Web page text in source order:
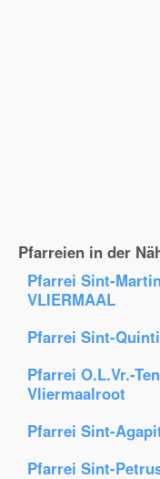
Pfarreien in der
Pfarrei Sint-
VLIERMAAL
Pfarrei Sint-
Pfarrei O.L.Vr.-
Vliermaalroot
Pfarrei Sint-
Pfarrei Sint-